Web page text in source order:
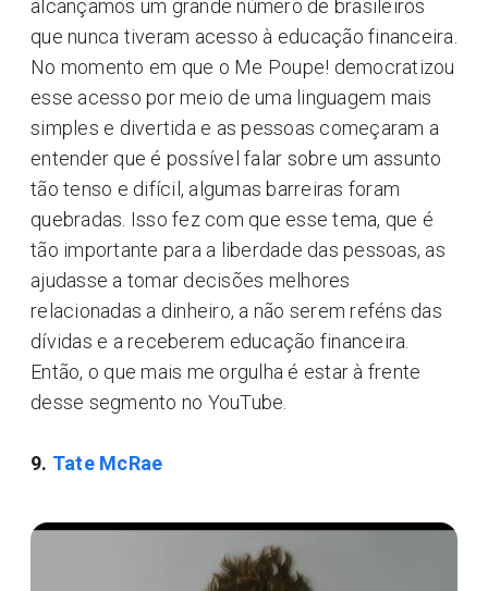
alcançamos um grande número de brasileiros
que nunca tiveram acesso à educação financeira.
No momento em que o Me Poupe! democratizou
esse acesso por meio de uma linguagem mais
simples e divertida e as pessoas começaram a
entender que é possível falar sobre um assunto
tão tenso e difícil, algumas barreiras foram
quebradas. Isso fez com que esse tema, que é
tão importante para a liberdade das pessoas, as
ajudasse a tomar decisões melhores
relacionadas a dinheiro, a não serem reféns das
dívidas e a receberem educação financeira.
Então, o que mais me orgulha é estar à frente
desse segmento no YouTube.
9. Tate McRae